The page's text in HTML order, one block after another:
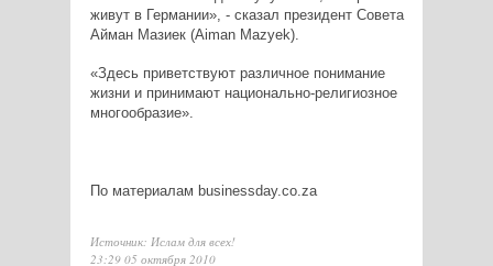
живут в Германии», - сказал президент Совета
Айман Мазиек (Aiman Mazyek).
«Здесь приветствуют различное понимание
жизни и принимают национально-религиозное
многообразие».
По материалам businessday.co.za
Источник: Ислам для всех!
23:29 05 октября 2010